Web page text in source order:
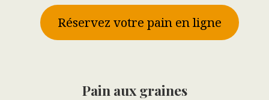
Réservez votre pain en ligne
Pain aux graines